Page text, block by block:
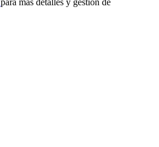
para más detalles y gestión de